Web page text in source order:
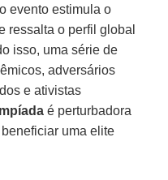
evento estimula o
ressalta o perfil global
isso, uma série de
adversários
e ativistas
é perturbadora
uma elite